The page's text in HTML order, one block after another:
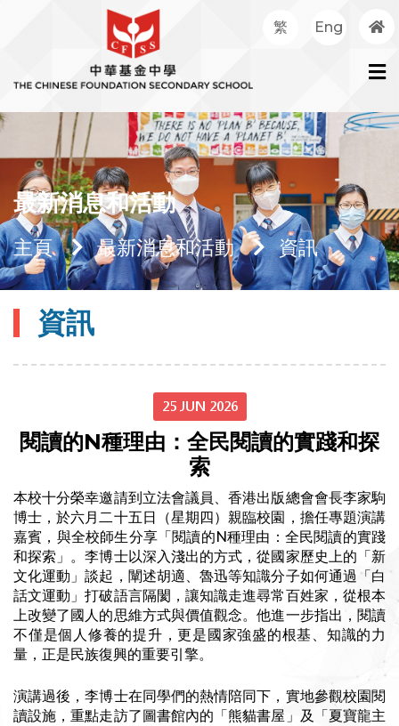
繁 Eng
最新消息和活動
主頁 最新消息和活動 資訊
資訊
25 JUN 2026
閱讀的N種理由：全民閱讀的實踐和探
索
本校十分榮幸邀請到立法會議員、香港出版總會會長李家駒
博士，於六月二十五日（星期四）親臨校園，擔任專題演講
嘉賓，與全校師生分享「閱讀的N種理由：全民閱讀的實踐
和探索」。李博士以深入淺出的方式，從國家歷史上的「新
文化運動」談起，闡述胡適、魯迅等知識分子如何通過「白
話文運動」打破語言隔閡，讓知識走進尋常百姓家，從根本
上改變了國人的思維方式與價值觀念。他進一步指出，閱讀
不僅是個人修養的提升，更是國家強盛的根基、知識的力
量，正是民族復興的重要引擎。
演講過後，李博士在同學們的熱情陪同下，實地參觀校園閱
讀設施，重點走訪了圖書館內的「熊貓書屋」及「夏寶龍主